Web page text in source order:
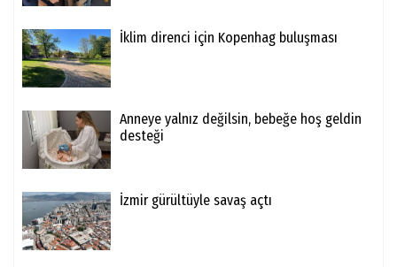
İklim direnci için Kopenhag buluşması
Anneye yalnız değilsin, bebeğe hoş geldin
desteği
İzmir gürültüyle savaş açtı